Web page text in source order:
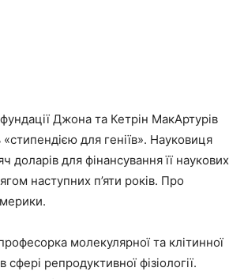
Джона та Кетрін МакАртурів
для геніїв». Науковиця
доларів для фінансування її наукових
наступних п’яти років. Про
молекулярної та клітинної
сфері репродуктивної фізіології.